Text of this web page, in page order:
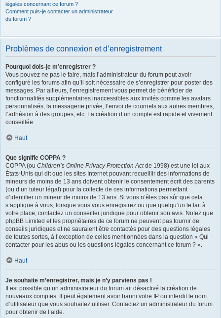
légales concernant ce forum ?
Comment puis-je contacter un administrateur
du forum ?
Problèmes de connexion et d’enregistrement
Pourquoi dois-je m’enregistrer ?
Vous pouvez ne pas le faire, mais l’administrateur du forum peut avoir
configuré les forums afin qu’il soit nécessaire de s’enregistrer pour poster des
messages. Par ailleurs, l’enregistrement vous permet de bénéficier de
fonctionnalités supplémentaires inaccessibles aux invités comme les avatars
personnalisés, la messagerie privée, l’envoi de courriels aux autres membres,
l’adhésion à des groupes, etc. La création d’un compte est rapide et vivement
conseillée.
Haut
Que signifie COPPA ?
COPPA (ou Children’s Online Privacy Protection Actde 1998) est une loi aux
États-Unis qui dit que les sites Internet pouvant recueillir des informations de
mineurs de moins de 13 ans doivent obtenir le consentement écrit des parents
(ou d’un tuteur légal) pour la collecte de ces informations permettant
d’identifier un mineur de moins de 13 ans. Si vous n’êtes pas sûr que cela
s’applique à vous, lorsque vous vous enregistrez ou que quelqu’un le fait à
votre place, contactez un conseiller juridique pour obtenir son avis. Notez que
phpBB Limited et les propriétaires de ce forum ne peuvent pas fournir de
conseils juridiques et ne sauraient être contactés pour des questions légales
de toutes sortes, à l’exception de celles mentionnées dans la question « Qui
contacter pour les abus ou les questions légales concernant ce forum ? ».
Haut
Je souhaite m’enregistrer, mais je n’y parviens pas !
Il est possible qu’un administrateur du forum ait désactivé la création de
nouveaux comptes. Il peut également avoir banni votre IP ou interdit le nom
d’utilisateur que vous souhaitez utiliser. Contactez un administrateur du forum
pour obtenir de l’aide.